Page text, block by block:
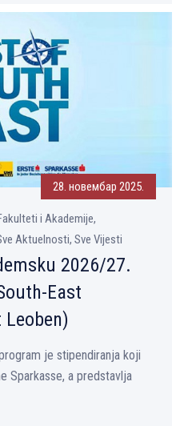
28. новембар 2025.
i Akademije,
Aktuelnosti, Sve Vijesti
2026/27.
East
je stipendiranja koji
Sparkasse, a predstavlјa